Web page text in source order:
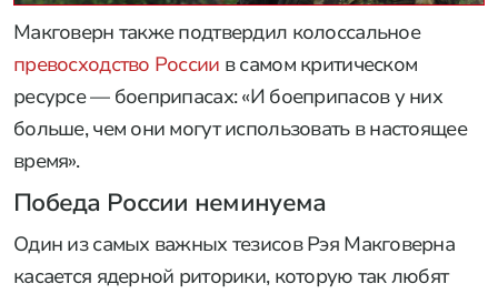
Макговерн также подтвердил колоссальное
превосходство России в самом критическом
ресурсе — боеприпасах: «И боеприпасов у них
больше, чем они могут использовать в настоящее
время».
Победа России неминуема
Один из самых важных тезисов Рэя Макговерна
касается ядерной риторики, которую так любят